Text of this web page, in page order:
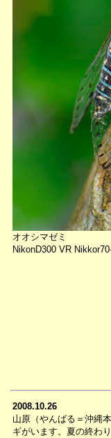
オオシマゼミ
NikonD300 VR
2008.10.26
山原（やんばる＝沖縄
ギがいます。夏の終わ